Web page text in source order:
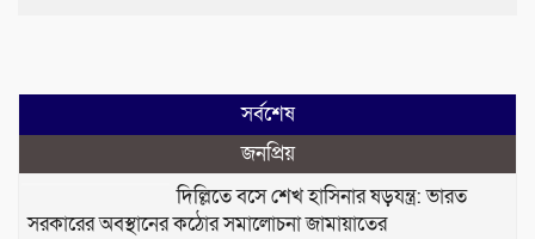
সর্বশেষ
জনপ্রিয়
দিল্লিতে বসে শেখ হাসিনার ষড়যন্ত্র: ভারত
সরকারের অবস্থানের কঠোর সমালোচনা জামায়াতের